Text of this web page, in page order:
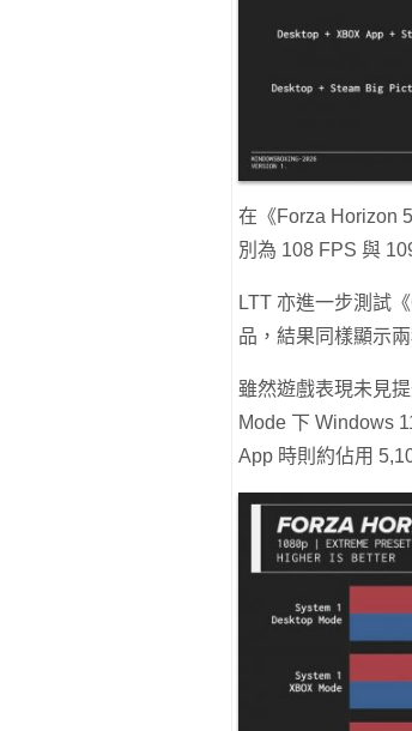
在《Forza Horizon
別為 108 FPS 與
LTT 亦進一步測試
品，結果同樣顯示
雖然遊戲表現未見
Mode 下 Windows
App 時則約佔用